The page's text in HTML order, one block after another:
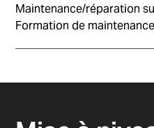
Maintenance/réparation
Formation de